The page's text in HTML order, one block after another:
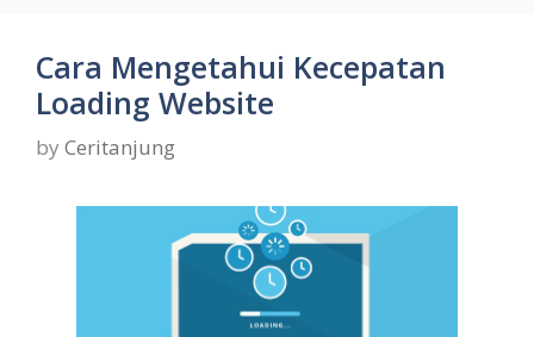
Cara Mengetahui Kecepatan
Loading Website
by Ceritanjung